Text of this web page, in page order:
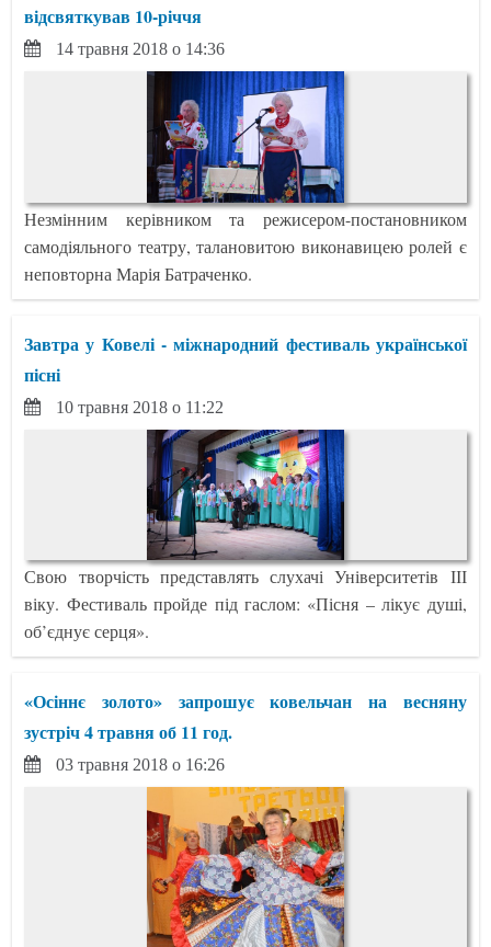
відсвяткував 10-річчя
14 травня 2018 о 14:36
Незмінним керівником та режисером-постановником
самодіяльного театру, талановитою виконавицею ролей є
неповторна Марія Батраченко.
Завтра у Ковелі - міжнародний фестиваль української
пісні
10 травня 2018 о 11:22
Свою творчість представлять слухачі Університетів ІІІ
віку. Фестиваль пройде під гаслом: «Пісня – лікує душі,
об’єднує серця».
«Осіннє золото» запрошує ковельчан на весняну
зустріч 4 травня об 11 год.
03 травня 2018 о 16:26